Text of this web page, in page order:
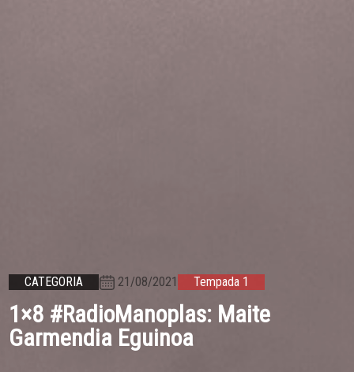
CATEGORIA 21/08/2021 Tempada 1
1×8 #RadioManoplas: Maite
Garmendia Eguinoa